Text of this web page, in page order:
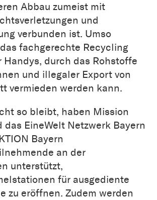
Abbau zumeist mit
und
verbunden ist. Umso
fachgerechte Recycling
Handys, durch das Rohstoffe
und illegaler Export von
vermieden werden kann.
so bleibt, haben Mission
das EineWelt Netzwerk Bayern
Bayern
an der
unterstützt,
für ausgediente
zu eröffnen. Zudem werden